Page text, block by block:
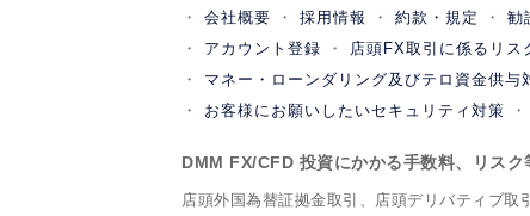
会社概要 採用情報 約款・規定 勧
アカウント登録
店頭FX取引に係るリス
マネー・ローンダリング及びテロ資金供与
お客様にお願いしたいセキュリティ対策
DMM FX/CFD 投資にかかる手数料、リスク
店頭外国為替証拠金取引、店頭デリバティブ